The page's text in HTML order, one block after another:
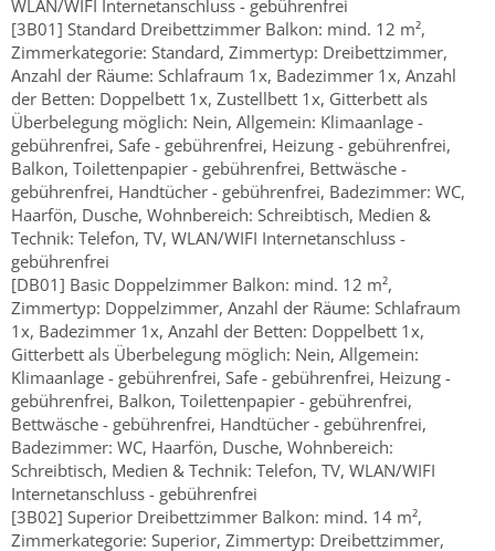
WLAN/WIFI Internetanschluss - gebührenfrei
[3B01] Standard Dreibettzimmer Balkon: mind. 12 m²,
Zimmerkategorie: Standard, Zimmertyp: Dreibettzimmer,
Anzahl der Räume: Schlafraum 1x, Badezimmer 1x, Anzahl
der Betten: Doppelbett 1x, Zustellbett 1x, Gitterbett als
Überbelegung möglich: Nein, Allgemein: Klimaanlage -
gebührenfrei, Safe - gebührenfrei, Heizung - gebührenfrei,
Balkon, Toilettenpapier - gebührenfrei, Bettwäsche -
gebührenfrei, Handtücher - gebührenfrei, Badezimmer: WC,
Haarfön, Dusche, Wohnbereich: Schreibtisch, Medien &
Technik: Telefon, TV, WLAN/WIFI Internetanschluss -
gebührenfrei
[DB01] Basic Doppelzimmer Balkon: mind. 12 m²,
Zimmertyp: Doppelzimmer, Anzahl der Räume: Schlafraum
1x, Badezimmer 1x, Anzahl der Betten: Doppelbett 1x,
Gitterbett als Überbelegung möglich: Nein, Allgemein:
Klimaanlage - gebührenfrei, Safe - gebührenfrei, Heizung -
gebührenfrei, Balkon, Toilettenpapier - gebührenfrei,
Bettwäsche - gebührenfrei, Handtücher - gebührenfrei,
Badezimmer: WC, Haarfön, Dusche, Wohnbereich:
Schreibtisch, Medien & Technik: Telefon, TV, WLAN/WIFI
Internetanschluss - gebührenfrei
[3B02] Superior Dreibettzimmer Balkon: mind. 14 m²,
Zimmerkategorie: Superior, Zimmertyp: Dreibettzimmer,